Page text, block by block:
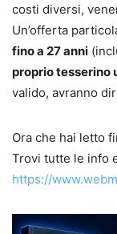
costi diversi,
Un’offerta
fino a 27 anni
proprio tesserino
valido, avranno
Ora che hai letto
Trovi tutte le info
https://